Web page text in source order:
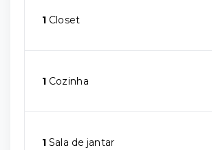
1 Closet
1 Cozinha
1 Sala de jantar